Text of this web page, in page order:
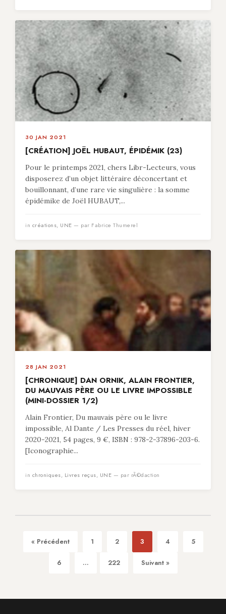
30 JAN 2021
[CRÉATION] JOËL HUBAUT, ÉPIDÉMIK (23)
Pour le printemps 2021, chers Libr-Lecteurs, vous
disposerez d’un objet littéraire déconcertant et
bouillonnant, d’une rare vie singulière : la somme
épidémike de Joël HUBAUT,...
in créations, UNE — par Fabrice Thumerel
28 JAN 2021
[CHRONIQUE] DAN ORNIK, ALAIN FRONTIER,
DU MAUVAIS PÈRE OU LE LIVRE IMPOSSIBLE
(MINI-DOSSIER 1/2)
Alain Frontier, Du mauvais père ou le livre
impossible, Al Dante / Les Presses du réel, hiver
2020-2021, 54 pages, 9 €, ISBN : 978-2-37896-203-6.
[Iconographie...
in chroniques, Livres reçus, UNE — par rÃ©daction
« Précédent 1 2 3 4 5
6 ... 222 Suivant »